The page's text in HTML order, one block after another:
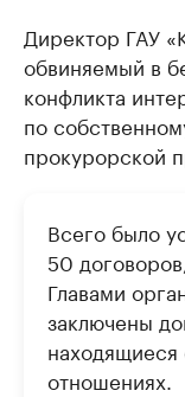
Директор ГАУ
обвиняемый в
конфликта
по
прокурорской
Всего было
50
Главами
заключены
находящиеся
отношениях.